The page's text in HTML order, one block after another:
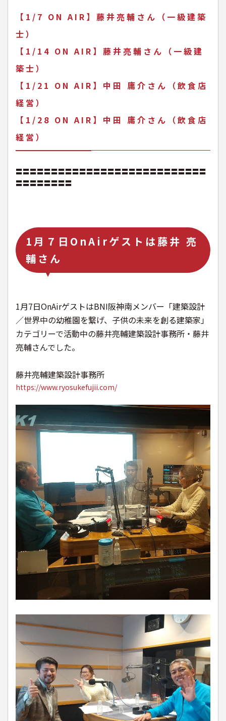
【1/7 ON AIR】藤井亮輔さん（一級建築
士）
【1/14 ON AIR】藤井亮輔さん（一級建
築士）
【1/21 ON AIR】中田 庸介さん（飲食店
経営）
【1/28 ON AIR】中田 庸介さん（飲食店
経営）
〓〓〓〓〓〓〓〓〓〓〓〓〓〓〓〓〓〓〓〓〓〓〓〓〓〓〓
〓〓〓〓〓〓〓〓
1月７日OnAirゲストは藤井 亮
輔さん
1月7日OnAirゲストはBNI阪神南メンバー「建築設計
／世界中の幼稚園を繋げ、子供の未来を創る建築家」
カテゴリーで活動中の藤井亮輔建築設計事務所・藤井
亮輔さんでした。
藤井亮輔建築設計事務所
https://www.ryosukefujii.com/